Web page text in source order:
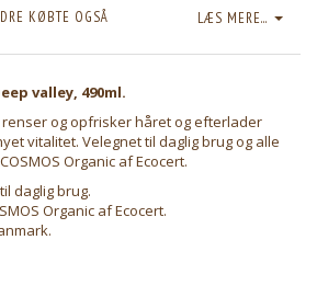
LÆS MERE...
KØBTE OGSÅ
valley, 490ml.
renser og opfrisker håret og efterlader
vitalitet. Velegnet til daglig brug og alle
Organic af Ecocert.
daglig brug.
Organic af Ecocert.